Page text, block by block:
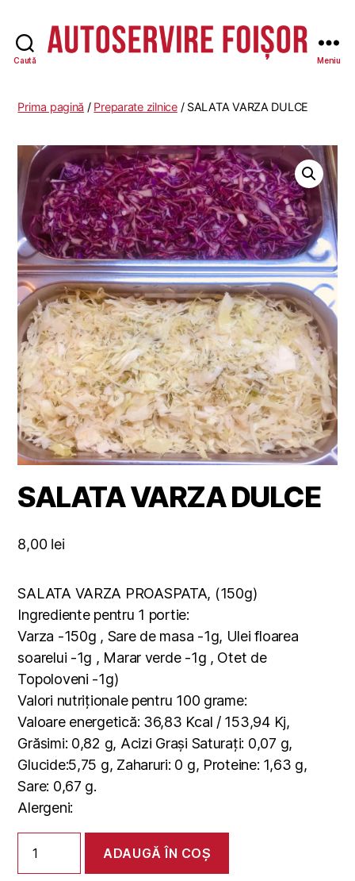
Caută Meniu
Prima pagină / Preparate zilnice/ SALATA VARZA DULCE
SALATA VARZA DULCE
8,00 lei
SALATA VARZA PROASPATA, (150g)
Ingrediente pentru 1 portie:
Varza -150g , Sare de masa -1g, Ulei floarea
soarelui -1g , Marar verde -1g , Otet de
Topoloveni -1g)
Valori nutriționale pentru 100 grame:
Valoare energetică: 36,83 Kcal / 153,94 Kj,
Grăsimi: 0,82 g, Acizi Grași Saturați: 0,07 g,
Glucide:5,75 g, Zaharuri: 0 g, Proteine: 1,63 g,
Sare: 0,67 g.
Alergeni:
SALATA
VARZA
ADAUGĂ ÎN COȘ